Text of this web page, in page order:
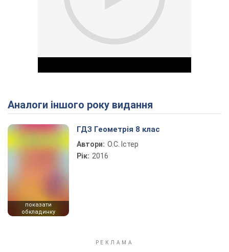
Play Video
Аналоги іншого року видання
показати
обкладинку
ГДЗ Геометрія 8 клас
Автори: О.С. Істер
Рік: 2016